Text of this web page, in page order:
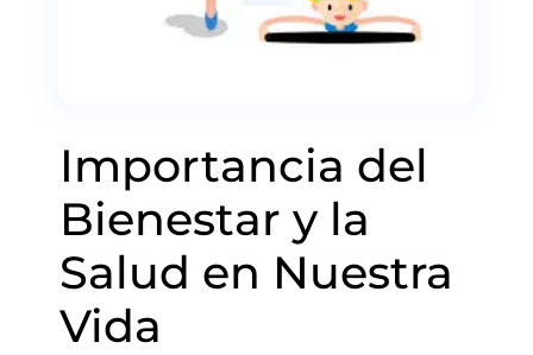
Importancia del
Bienestar y la
Salud en Nuestra
Vida